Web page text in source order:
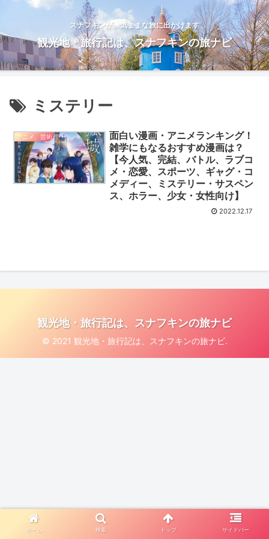
スナフキンが、気ままな旅に出かけます
観光地・旅行記は、スナフキンの旅ナビ
ミステリー
アニメ、芸術
面白い漫画・アニメランキング！
雑学にもなるおすすめ漫画は？
【今人気、完結、バトル、ラブコ
メ・恋愛、スポーツ、ギャグ・コ
メディー、ミステリー・サスペン
ス、ホラー、少女・女性向け】
2022.12.17
観光地・旅行記は、スナフキンの旅ナビ
© 2021 観光地・旅行記は、スナフキンの旅ナビ.
ホーム 検索 トップ サイドバー